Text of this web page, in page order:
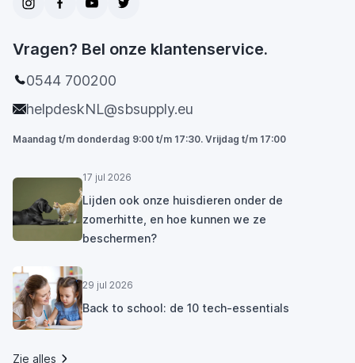
Vragen? Bel onze klantenservice.
0544 700200
helpdeskNL@sbsupply.eu
Maandag t/m donderdag 9:00 t/m 17:30. Vrijdag t/m 17:00
17 jul 2026
Lijden ook onze huisdieren onder de
zomerhitte, en hoe kunnen we ze
beschermen?
29 jul 2026
Back to school: de 10 tech-essentials
Zie alles